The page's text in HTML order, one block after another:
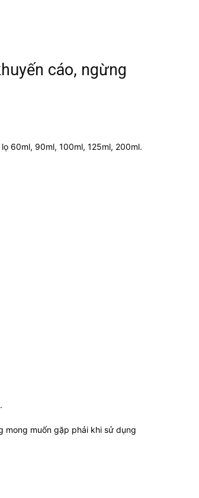
cáo, ngừng
60ml, 90ml, 100ml, 125ml, 200ml.
muốn gặp phải khi sử dụng